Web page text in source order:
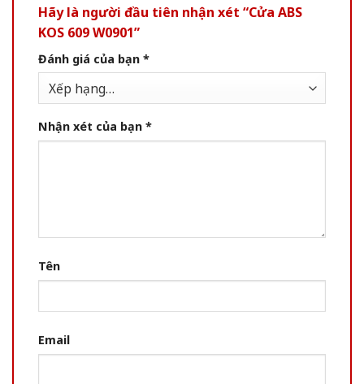
Hãy là người đầu tiên nhận xét “Cửa ABS
KOS 609 W0901”
Đánh giá của bạn *
Nhận xét của bạn *
Tên
Email